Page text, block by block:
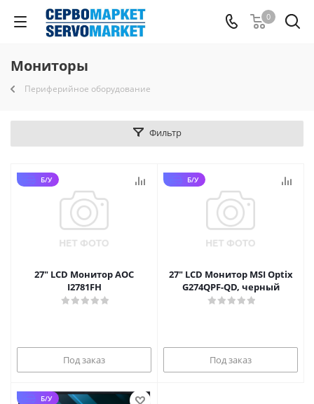
0
Мониторы
Периферийное оборудование
Фильтр
Б/У
27" LCD Монитор AOC
I2781FH
Под заказ
Б/У
27" LCD Монитор MSI Optix
G274QPF-QD, черный
Под заказ
Б/У